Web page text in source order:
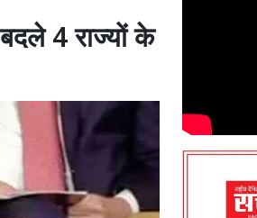
4 राज्यों के